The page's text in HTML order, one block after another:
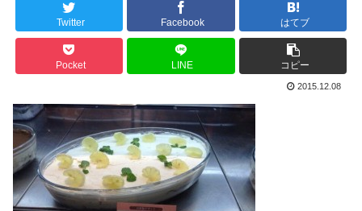
Twitter Facebook はてブ
Pocket LINE コピー
2015.12.08